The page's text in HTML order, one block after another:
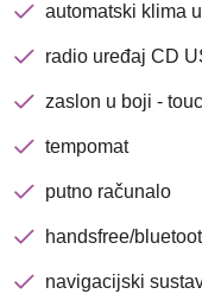
automatski klima
radio uređaj CD
zaslon u boji -
tempomat
putno računalo
handsfree/
navigacijski